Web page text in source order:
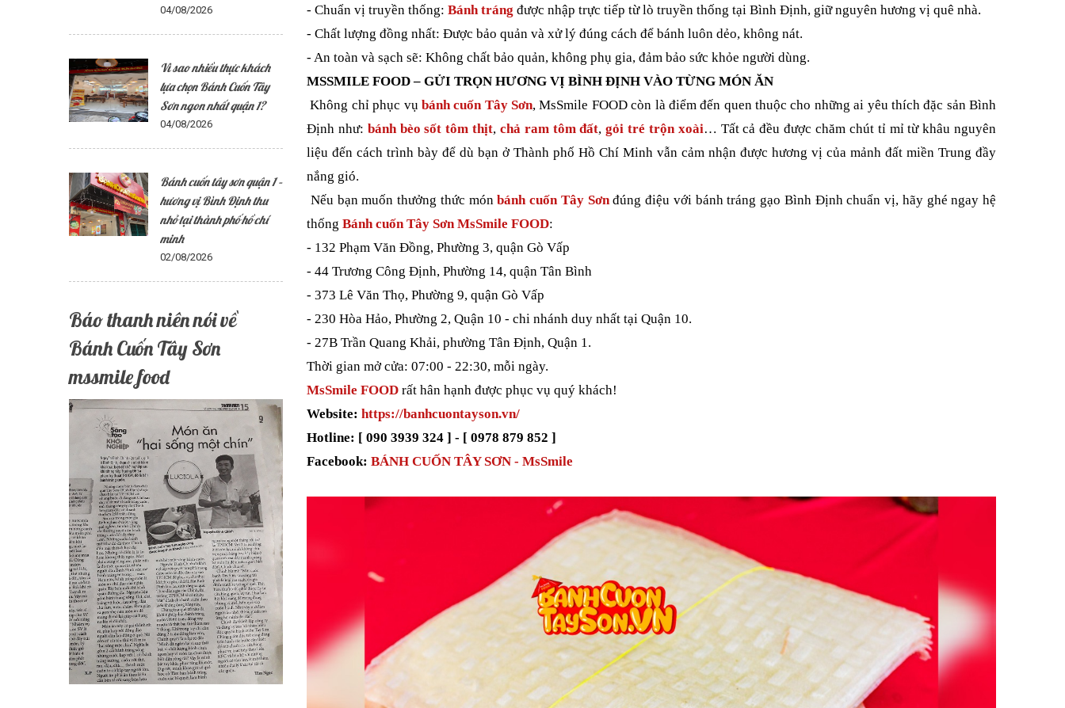
04/08/2026
Vì sao nhiều thực khách
lựa chọn Bánh Cuốn Tây
Sơn ngon nhất quận 1?
04/08/2026
Bánh cuốn tây sơn quận 1 –
hương vị Bình Định thu
nhỏ tại thành phố hồ chí
minh
02/08/2026
Báo thanh niên nói về
Bánh Cuốn Tây Sơn
mssmile food
- Chuẩn vị truyền thống: Bánh tráng được nhập trực tiếp từ lò truyền thống tại Bình Định, giữ nguyên hương vị quê nhà.
- Chất lượng đồng nhất: Được bảo quản và xử lý đúng cách để bánh luôn dẻo, không nát.
- An toàn và sạch sẽ: Không chất bảo quản, không phụ gia, đảm bảo sức khỏe người dùng.
MSSMILE FOOD – GỬI TRỌN HƯƠNG VỊ BÌNH ĐỊNH VÀO TỪNG MÓN ĂN
Không chỉ phục vụ bánh cuốn Tây Sơn, MsSmile FOOD còn là điểm đến quen thuộc cho những ai yêu thích đặc sản Bình
Định như: bánh bèo sốt tôm thịt, chả ram tôm đất,gỏi tré trộn xoài… Tất cả đều được chăm chút tỉ mỉ từ khâu nguyên
liệu đến cách trình bày để dù bạn ở Thành phố Hồ Chí Minh vẫn cảm nhận được hương vị của mảnh đất miền Trung đầy
nắng gió.
Nếu bạn muốn thưởng thức mónbánh cuốn Tây Sơnđúng điệu với bánh tráng gạo Bình Định chuẩn vị, hãy ghé ngay hệ
thống Bánh cuốn Tây Sơn MsSmile FOOD:
- 132 Phạm Văn Đồng, Phường 3, quận Gò Vấp
- 44 Trương Công Định, Phường 14, quận Tân Bình
- 373 Lê Văn Thọ, Phường 9, quận Gò Vấp
- 230 Hòa Hảo, Phường 2, Quận 10 - chi nhánh duy nhất tại Quận 10.
- 27B Trần Quang Khải, phường Tân Định, Quận 1.
Thời gian mở cửa: 07:00 - 22:30, mỗi ngày.
MsSmile FOOD rất hân hạnh được phục vụ quý khách!
Website: https://banhcuontayson.vn/
Hotline: [ 090 3939 324 ] - [ 0978 879 852 ]
Facebook: BÁNH CUỐN TÂY SƠN - MsSmile